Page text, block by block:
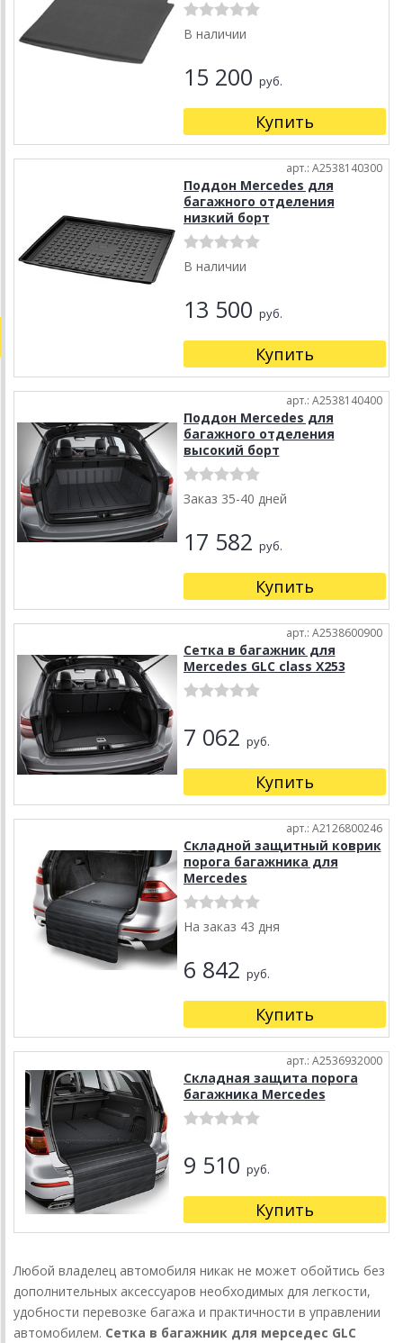
В наличии
15 200 руб.
Купить
арт.: A2538140300
Поддон Mercedes для
багажного отделения
низкий борт
В наличии
13 500 руб.
Купить
арт.: A2538140400
Поддон Mercedes для
багажного отделения
высокий борт
Заказ 35-40 дней
17 582 руб.
Купить
арт.: A2538600900
Сетка в багажник для
Mercedes GLC class X253
7 062 руб.
Купить
арт.: A2126800246
Складной защитный коврик
порога багажника для
Mercedes
На заказ 43 дня
6 842 руб.
Купить
арт.: A2536932000
Складная защита порога
багажника Mercedes
9 510 руб.
Купить
Любой владелец автомобиля никак не может обойтись без
дополнительных аксессуаров необходимых для легкости,
удобности перевозке багажа и практичности в управлении
автомобилем. Сетка в багажник для мерседес GLC